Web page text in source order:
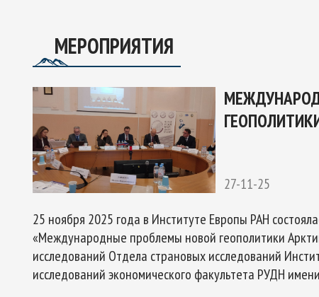
РОССИЙСКОЙ ФЕДЕРАЦИИ И ОБЕСПЕЧЕНИЯ
МЕРОПРИЯТИЯ
27-11-25
25 ноября 2025 года в Институте Европы РАН
«Международные проблемы новой геополитики
исследований Отдела страновых исследований
исследований экономического факультета РУДН